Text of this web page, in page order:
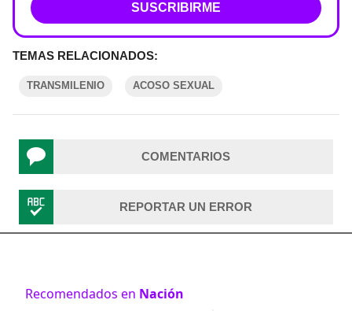
SUSCRIBIRME
TEMAS RELACIONADOS:
TRANSMILENIO ACOSO SEXUAL
COMENTARIOS
REPORTAR UN ERROR
Recomendados en Nación